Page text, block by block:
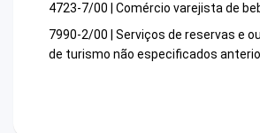
4723-7/00 | Comércio varejista de
7990-2/00 | Serviços de reservas e
de turismo não especificados